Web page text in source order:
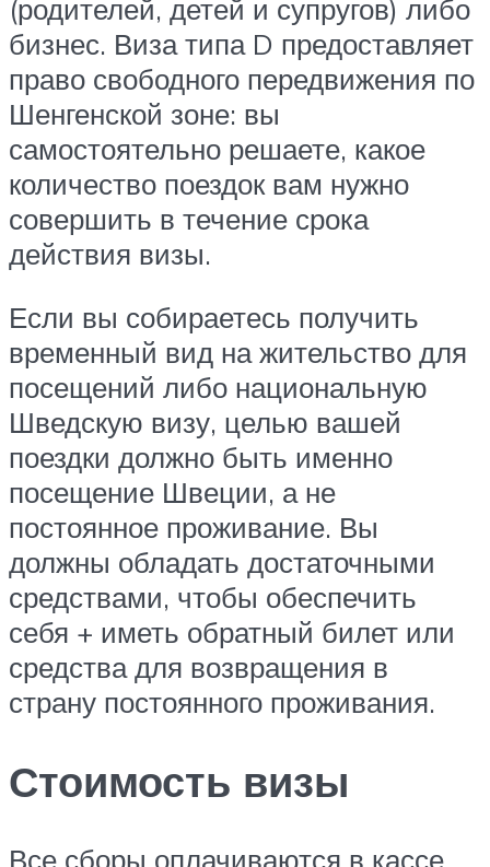
(родителей, детей и супругов) либо
бизнес. Виза типа D предоставляет
право свободного передвижения по
Шенгенской зоне: вы
самостоятельно решаете, какое
количество поездок вам нужно
совершить в течение срока
действия визы.
Если вы собираетесь получить
временный вид на жительство для
посещений либо национальную
Шведскую визу, целью вашей
поездки должно быть именно
посещение Швеции, а не
постоянное проживание. Вы
должны обладать достаточными
средствами, чтобы обеспечить
себя + иметь обратный билет или
средства для возвращения в
страну постоянного проживания.
Стоимость визы
Все сборы оплачиваются в кассе